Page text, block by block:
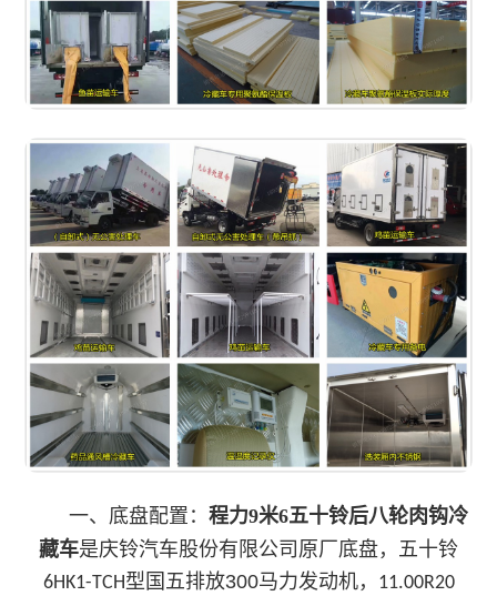
一、底盘配置： 程力9米6五十铃后八轮肉钩冷
藏车是庆铃汽车股份有限公司 原厂底盘，五十铃
6HK1-TCH型国五排放300马力发动机，
11.00R20